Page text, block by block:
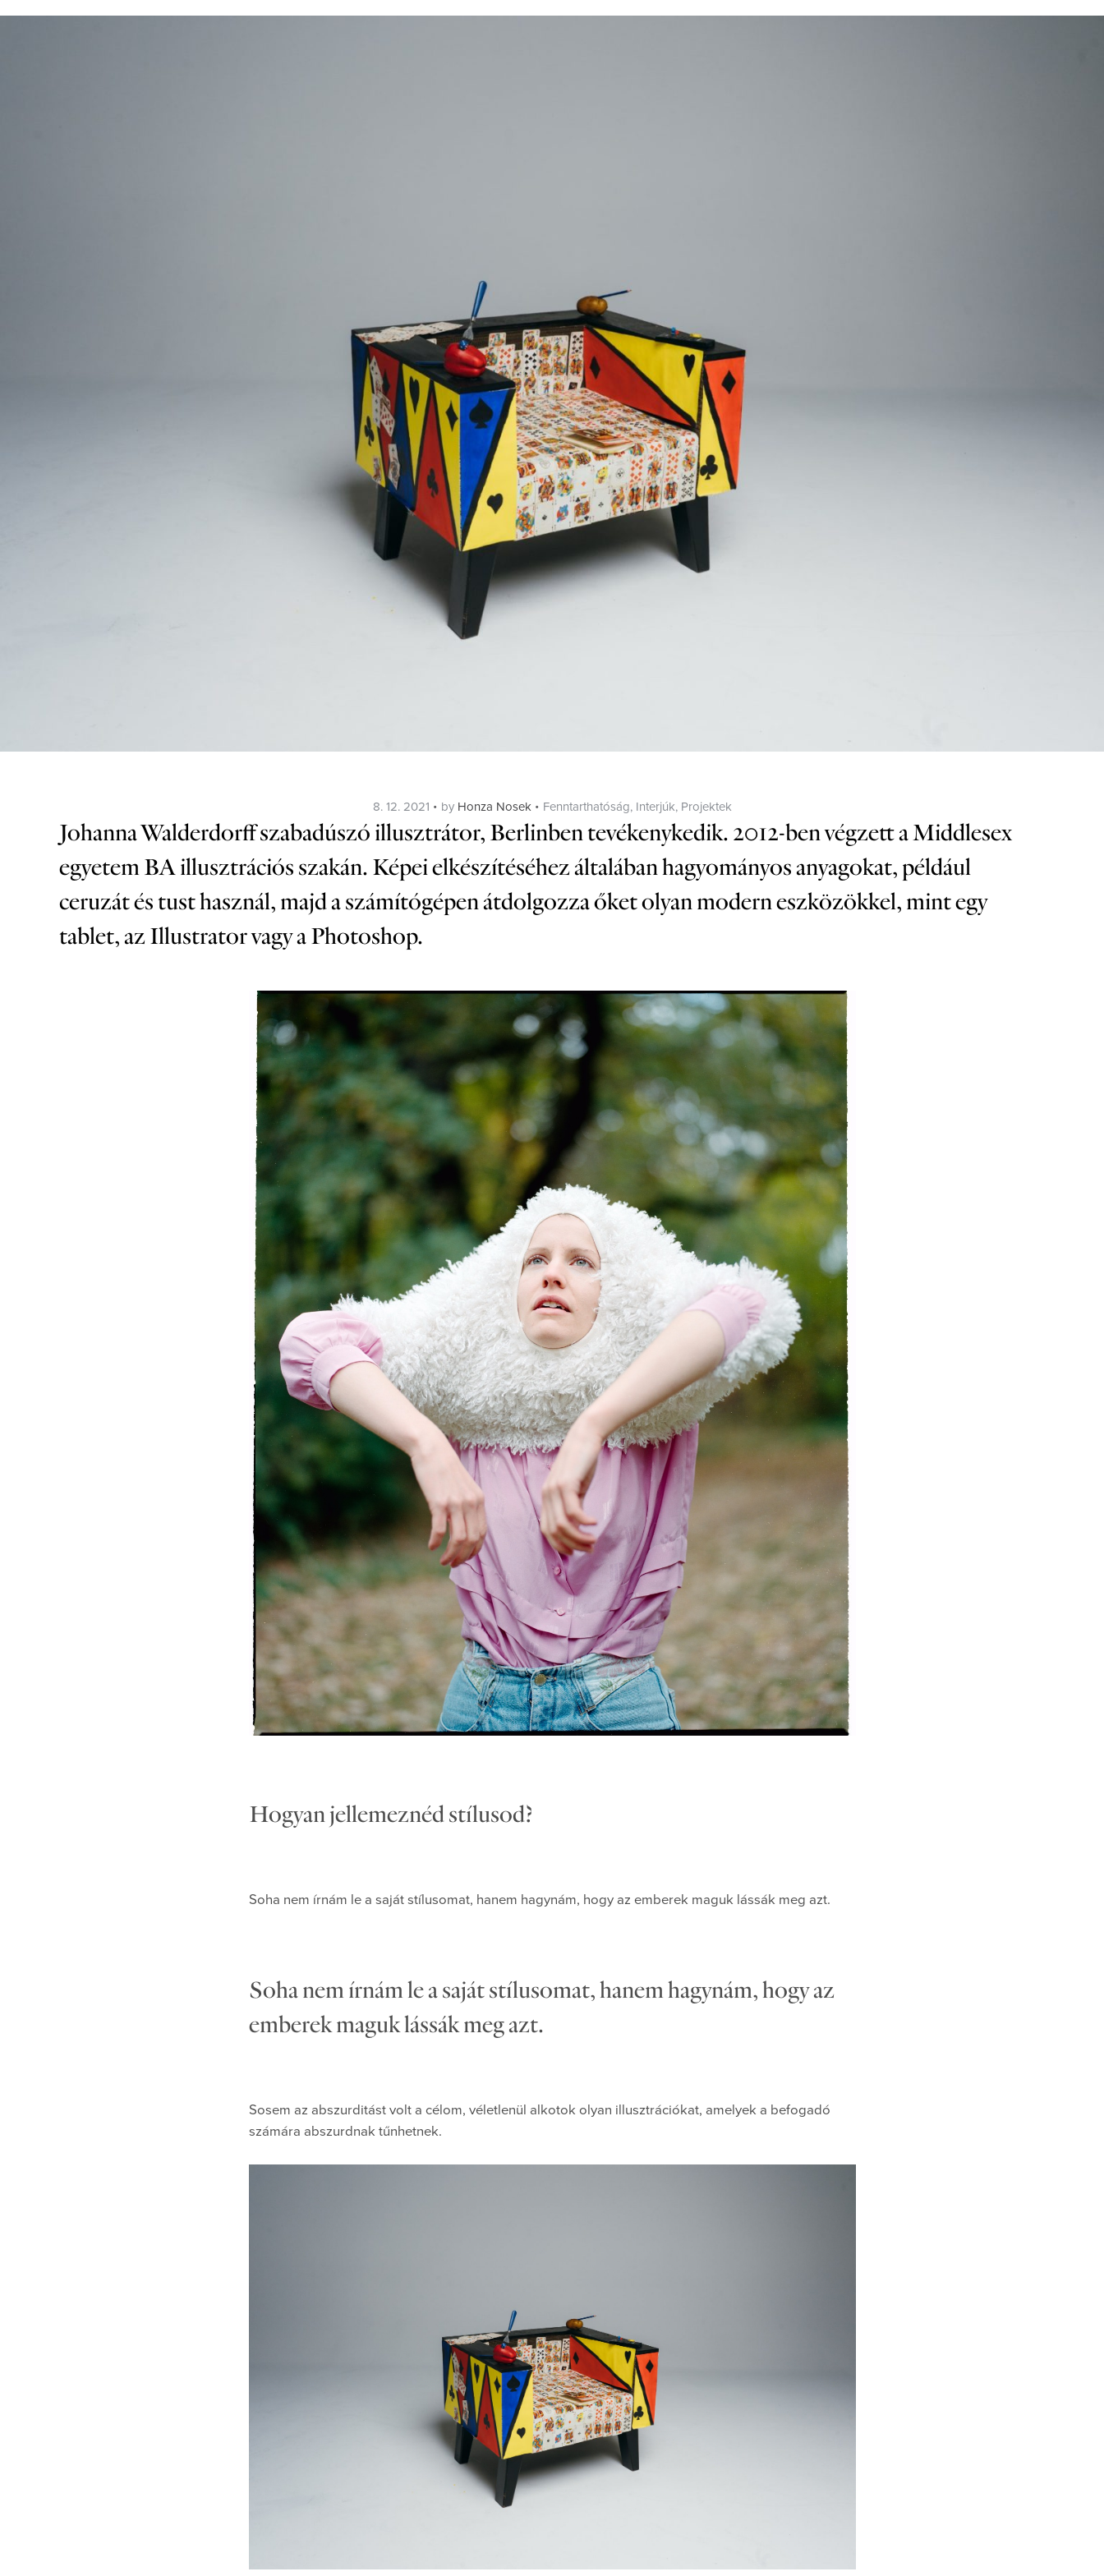
Posted
on
8. 12. 2021 by Honza Nosek Categories
Fenntarthatóság, Interjúk, Projektek
Johanna Walderdorff szabadúszó illusztrátor, Berlinben tevékenykedik. 2012-ben végzett a Middlesex
egyetem BA illusztrációs szakán. Képei elkészítéséhez általában hagyományos anyagokat, például
ceruzát és tust használ, majd a számítógépen átdolgozza őket olyan modern eszközökkel, mint egy
tablet, az Illustrator vagy a Photoshop.
Hogyan jellemeznéd stílusod?
Soha nem írnám le a saját stílusomat, hanem hagynám, hogy az emberek maguk lássák meg azt.
Soha nem írnám le a saját stílusomat, hanem hagynám, hogy az
emberek maguk lássák meg azt.
Sosem az abszurditást volt a célom, véletlenül alkotok olyan illusztrációkat, amelyek a befogadó
számára abszurdnak tűnhetnek.